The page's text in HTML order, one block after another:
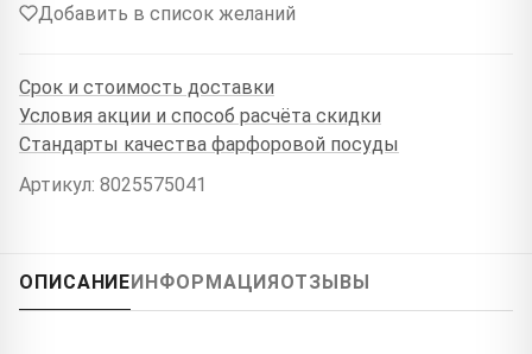
Добавить в список желаний
Срок и стоимость доставки
Условия акции и способ расчёта скидки
Стандарты качества фарфоровой посуды
Артикул: 8025575041
ОПИСАНИЕИНФОРМАЦИЯОТЗЫВЫ